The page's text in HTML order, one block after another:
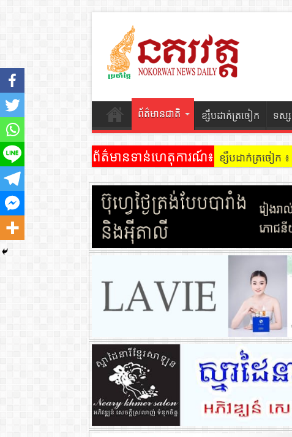
ព័ត៌មានជាតិ ខ្សឹបដាក់ត្រចៀក ទស្ស
ព័ត៌មានទាន់ហេតុការណ៍៖ ខ្សឹបដាក់ត្រចៀក